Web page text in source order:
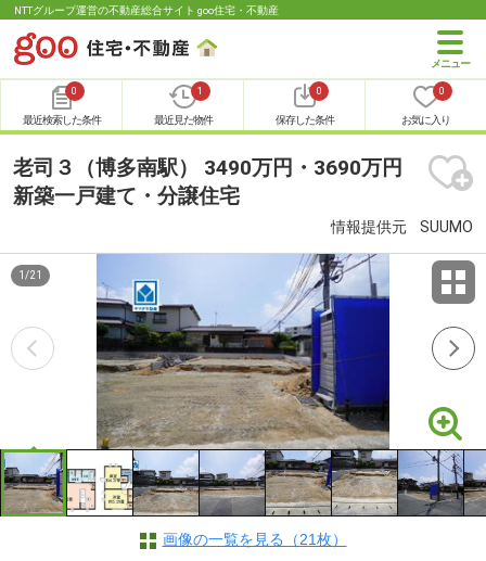
NTTグループ運営の不動産総合サイト goo住宅・不動産
0
最近検索した条件
1
最近見た物件
0
保存した条件
0
お気に入り
老司３（博多南駅） 3490万円・3690万円
新築一戸建て・分譲住宅
情報提供元 SUUMO
1 /21
画像の一覧を見る（21枚）